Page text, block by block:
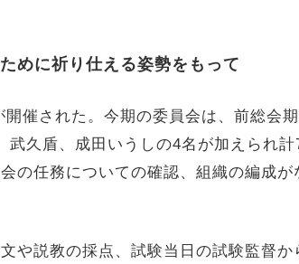
めに祈り仕える姿勢をもって
催された。今期の委員会は、前総会
久盾、成田いうしの4名が加えられ
の任務についての確認、組織の編成
や説教の採点、試験当日の試験監督か